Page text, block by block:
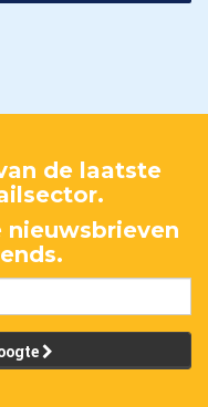
de laatste
nieuwsbrieven